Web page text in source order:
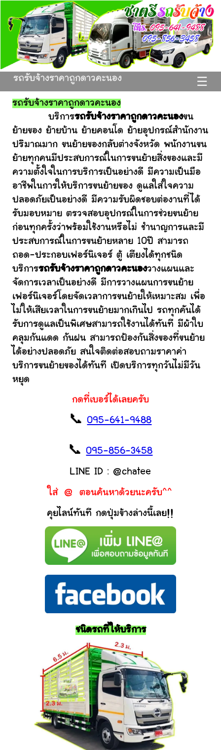
☰
รถรับจ้างราคาถูกดาวคะนอง
รถรับจ้างราคาถูกดาวคะนอง
บริการรถรับจ้างราคาถูกดาวคะนองขน
ย้ายของ ย้ายบ้าน ย้ายคอนโด ย้ายอุปกรณ์สำนักงาน
ปริมาณมาก ขนย้ายของกลับต่างจังหวัด พนักงานขน
ย้ายทุกคนมีประสบการณ์ในการขนย้ายสิ่งของและมี
ความตั้งใจในการบริการเป็นอย่างดี มีความเป็นมือ
อาชีพในการให้บริการขนย้ายของ ดูแลใส่ใจความ
ปลอดภัยเป็นอย่างดี มีความรับผิดชอบต่องานที่ได้
รับมอบหมาย ตรวจสอบอุปกรณ์ในการช่วยขนย้าย
ก่อนทุกครั้งว่าพร้อมใช้งานหรือไม่ ชำนาญการและมี
ประสบการณ์ในการขนย้ายหลาย 10ปี สามารถ
ถอด-ประกอบเฟอร์นิเจอร์ ตู้ เตียงได้ทุกชนิด
บริการรถรับจ้างราคาถูกดาวคะนองวางแผนและ
จัดการเวลาเป็นอย่างดี มีการวางแผนการขนย้าย
เฟอร์นิเจอร์โดยจัดเวลาการขนย้ายให้เหมาะสม เพื่อ
ไม่ให้เสียเวลาในการขนย้ายมากเกินไป รถทุกคันได้
รับการดูแลเป็นพิเศษสามารถใช้งานได้ทันที มีผ้าใบ
คลุมกันแดด กันฝน สามารถป้องกันสิ่งของที่ขนย้าย
ได้อย่างปลอดภัย สนใจติดต่อสอบถามราคาค่า
บริการขนย้ายของได้ทันที เปิดบริการทุกวันไม่มีวัน
หยุด
กดที่เบอร์ได้เลยครับ
📞095-641-9488
📞095-856-3458
LINE ID : @chatee
ใส่ @ ตอนค้นหาด้วยนะครับ^^
คุยไลน์ทันที กดปุ่มข้างล่างนี้เลย!!
ชนิดรถที่ให้บริการ